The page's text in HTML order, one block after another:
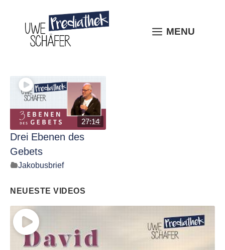
content
MENU
MENU
27:14
Drei Ebenen des
Gebets
Jakobusbrief
NEUESTE VIDEOS